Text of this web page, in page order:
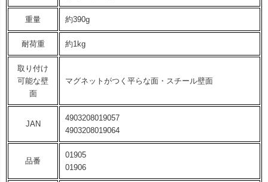
重量 約390g
耐荷重 約1kg
取り付け
可能な壁
面
マグネットがつく平らな面・スチール壁面
JAN
4903208019057
4903208019064
品番
01905
01906